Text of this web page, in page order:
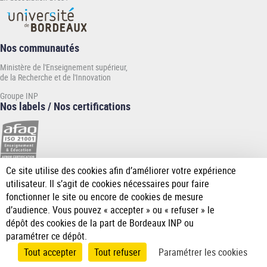
Nos communautés
Ministère de l'Enseignement supérieur,
de la Recherche et de l'Innovation
Groupe INP
Nos labels / Nos certifications
AccueilPlan du Mentions
Données
AccessibilitéGérer les
Ce site utilise des cookies afin d’améliorer votre expérience
utilisateur. Il s’agit de cookies nécessaires pour faire
fonctionner le site ou encore de cookies de mesure
d’audience. Vous pouvez « accepter » ou « refuser » le
dépôt des cookies de la part de Bordeaux INP ou
paramétrer ce dépôt.
Tout accepter Tout refuser Paramétrer les cookies